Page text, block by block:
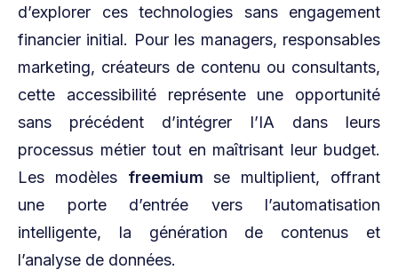
d’explorer ces technologies sans engagement
financier initial. Pour les managers, responsables
marketing, créateurs de contenu ou consultants,
cette accessibilité représente une opportunité
sans précédent d’intégrer l’IA dans leurs
processus métier tout en maîtrisant leur budget.
Les modèles freemium se multiplient, offrant
une porte d’entrée vers l’automatisation
intelligente, la génération de contenus et
l’analyse de données.